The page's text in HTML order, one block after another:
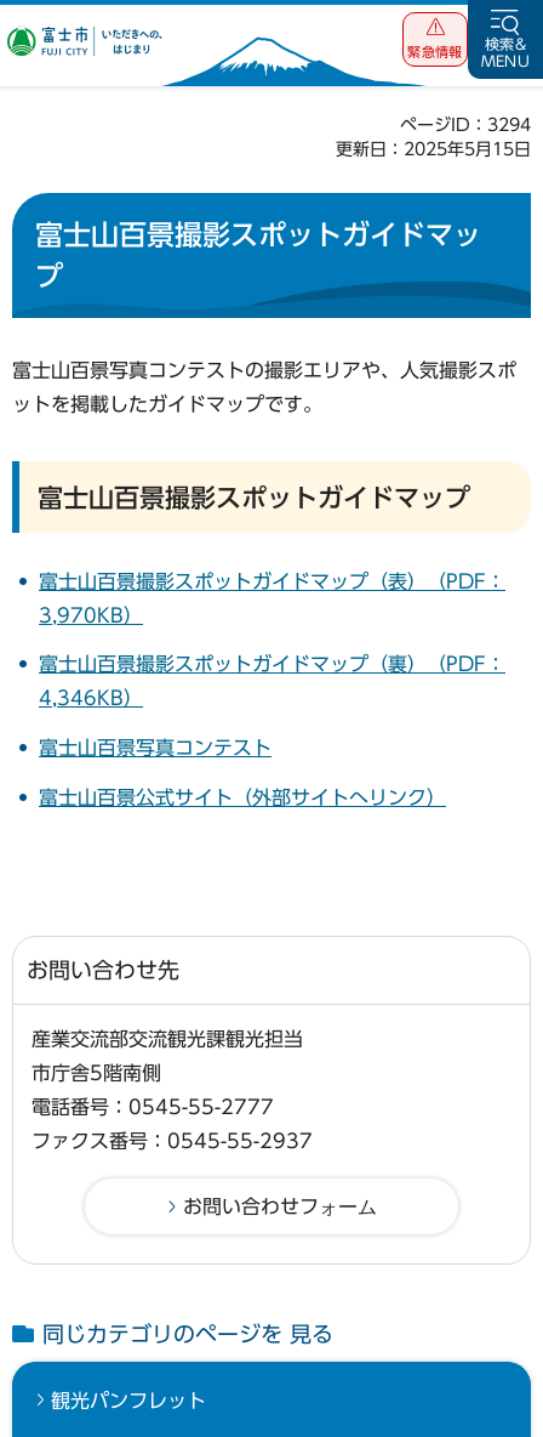
富士市 いただ
緊急情報
検索&
MENU
ページID：3294
更新日：2025年5月15日
富士山百景撮影スポットガイドマッ
プ
富士山百景写真コンテストの撮影エリアや、人気撮影スポ
ットを掲載したガイドマップです。
富士山百景撮影スポットガイドマップ
富士山百景撮影スポットガイドマップ（表）（PDF：
3,970KB）
富士山百景撮影スポットガイドマップ（裏）（PDF：
4,346KB）
富士山百景写真コンテスト
富士山百景公式サイト（外部サイトへリンク）
お問い合わせ先
産業交流部交流観光課観光担当
市庁舎5階南側
電話番号：0545-55-2777
ファクス番号：0545-55-2937
同じカテゴリのページを 見る
観光パンフレット